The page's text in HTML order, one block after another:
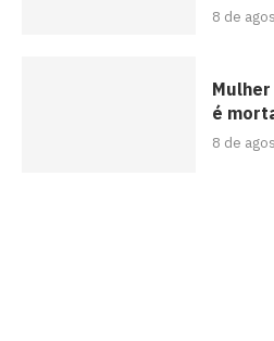
8 de
é
8 de